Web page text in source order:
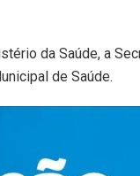
da Saúde, a
de Saúde.